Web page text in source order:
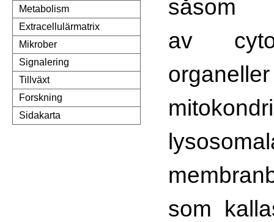
Metabolism
Extracellulärmatrix
Mikrober
Signalering
Tillväxt
Forskning
Sidakarta
av
som